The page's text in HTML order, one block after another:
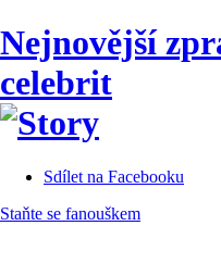
Nejnovější
celebrit
Sdílet na Facebooku
Staňte se fanouškem